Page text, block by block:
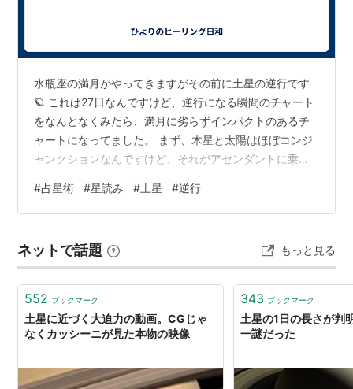
テレスト
カリプソ
ディオネ
ヘレネ
レア
ヒペリオン
フェーベ
リスト::天文学
水瓶座の満月がやってきますがその前に土星の逆行です
🪐 これは27日なんですけど、逆行になる瞬間のチャート
をなんとなくみたら、満月に劣らずインパクトのあるチ
ャートになってました。 まず、木星と太陽はほぼコンジ
ャンクションなんですけど、それがアセンダントに乗っ
ですよね。影響力が増すという意味もあり、それが日本
のチャートだとアセンダント上にあるので、そのエネル
向かいのDCには、冥王星ががっつり乗ってます〜。これ
は外部からの影響に冥王星的なものを感じることになり
そうですね…。 ちなみに冥王星には小惑…
#占星術 #星読み #土星 #逆行
ネットで話題 もっと見る
552 ブックマーク
土星に近づく大迫力の動画。CGじゃ
なくカッシーニが見た本物の映像
343 ブックマーク
土星の1日の長さが判
一謎だった